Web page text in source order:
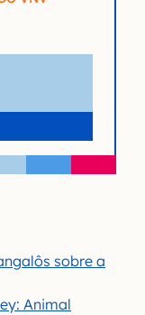
sobre a
Animal